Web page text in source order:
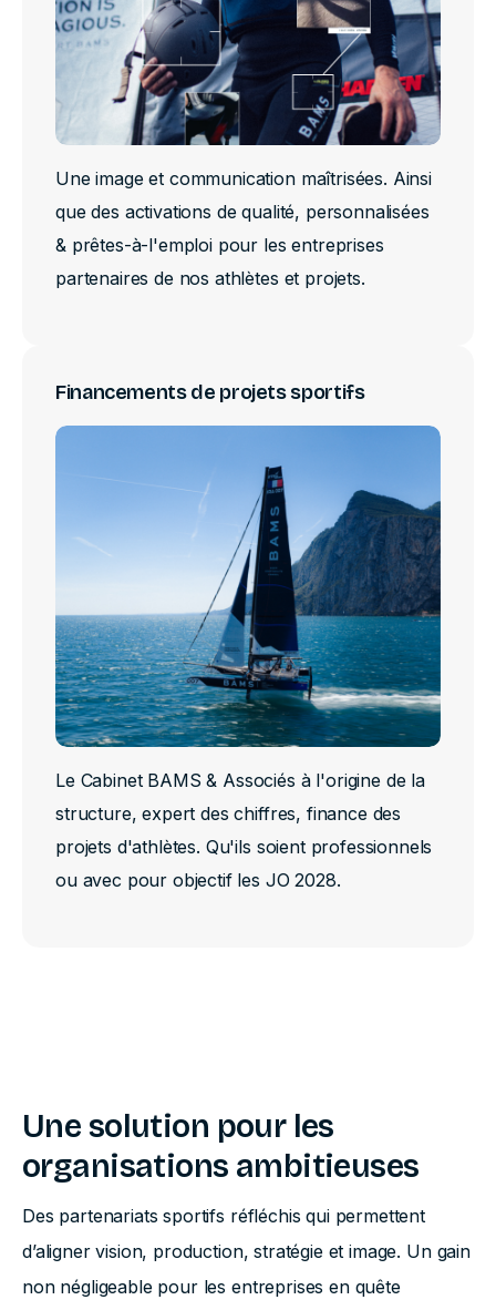
Une image et communication maîtrisées. Ainsi
que des activations de qualité, personnalisées
& prêtes-à-l'emploi pour les entreprises
partenaires de nos athlètes et projets.
Financements de projets sportifs
Le Cabinet BAMS & Associés à l'origine de la
structure, expert des chiffres, finance des
projets d'athlètes. Qu'ils soient professionnels
ou avec pour objectif les JO 2028.
Une solution pour les
organisations ambitieuses
Des partenariats sportifs réfléchis qui permettent
d’aligner vision, production, stratégie et image. Un gain
non négligeable pour les entreprises en quête